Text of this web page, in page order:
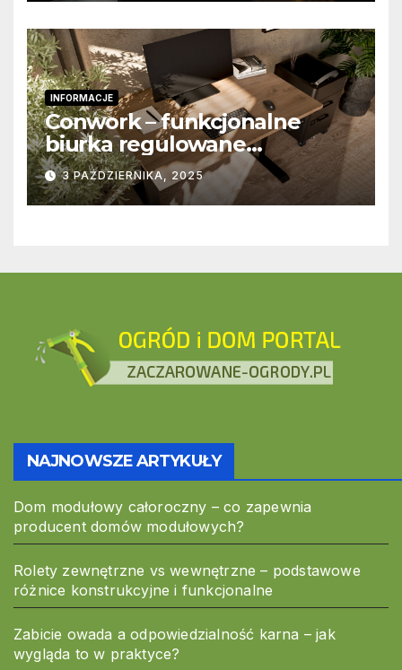
INFORMACJE
Conwork – funkcjonalne
biurka regulowane
stworzone z myślą o
nowoczesnych
przestrzeniach pracy
3 PAŹDZIERNIKA, 2025
NAJNOWSZE ARTYKUŁY
Dom modułowy całoroczny – co zapewnia
producent domów modułowych?
Rolety zewnętrzne vs wewnętrzne – podstawowe
różnice konstrukcyjne i funkcjonalne
Zabicie owada a odpowiedzialność karna – jak
wygląda to w praktyce?